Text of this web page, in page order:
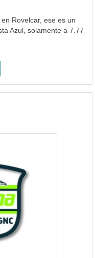
Rovelcar, ese es un
Azul, solamente a 7.77